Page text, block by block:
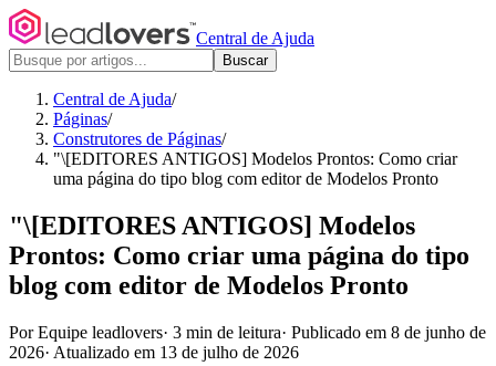
Central de Ajuda
Buscar
Central de Ajuda/
Páginas/
Construtores de Páginas/
"\[EDITORES ANTIGOS] Modelos Prontos: Como criar
uma página do tipo blog com editor de Modelos Pronto
"\[EDITORES ANTIGOS] Modelos
Prontos: Como criar uma página do tipo
blog com editor de Modelos Pronto
Por Equipe leadlovers· 3 min de leitura· Publicado em 8 de junho de
2026· Atualizado em 13 de julho de 2026